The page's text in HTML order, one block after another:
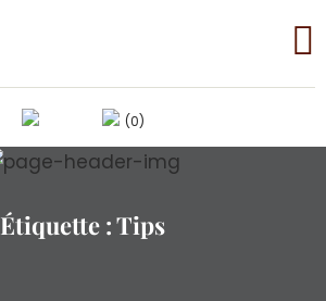
(0)
Étiquette :Tips